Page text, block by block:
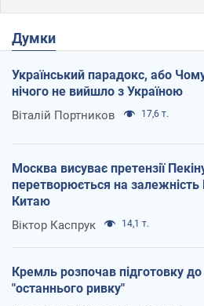
Думки
Український парадокс, або
нічого не вийшло з Україною
Віталій Портников 17,6 т.
Москва висуває претензії
перетворюється на залежність
Китаю
Віктор Каспрук 14,1 т.
Кремль розпочав підготовку до
"останнього ривку"